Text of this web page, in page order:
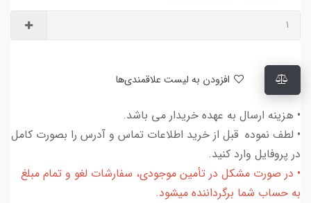
• هزینه ارسال به عهده خریدار می باشد.
• لطف نموده قبل از خرید اطلاعات تماس و آدرس را بصورت کامل
در پروفایل وارد کنید.
• در صورت مشکل در تأمین موجودی، سفارشات لغو و تمام مبلغ
به حساب شما برگرداننده میشود.